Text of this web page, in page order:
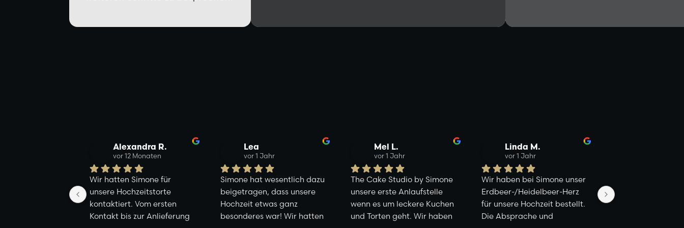
Alexandra R.
vor 12 Monaten
Wir hatten Simone für
unsere Hochzeitstorte
kontaktiert. Vom ersten
Kontakt bis zur Anlieferung
Lea
vor 1 Jahr
Simone hat wesentlich dazu
beigetragen, dass unsere
Hochzeit etwas ganz
besonderes war! Wir hatten
Mel L.
vor 1 Jahr
The Cake Studio by Simone
unsere erste Anlaufstelle
wenn es um leckere Kuchen
und Torten geht. Wir haben
Linda M.
vor 1 Jahr
Wir haben bei Simone unser
Erdbeer-/Heidelbeer-Herz
für unsere Hochzeit bestellt.
Die Absprache und
Hochzeitstorte bei
bestellt.